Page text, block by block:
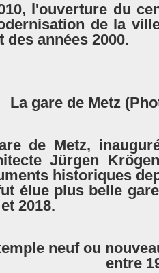
l'ouverture du
de la
des années 2000.
La gare de Metz
de Metz,
Jürgen
historiques
élue plus belle
2018.
neuf ou
entre